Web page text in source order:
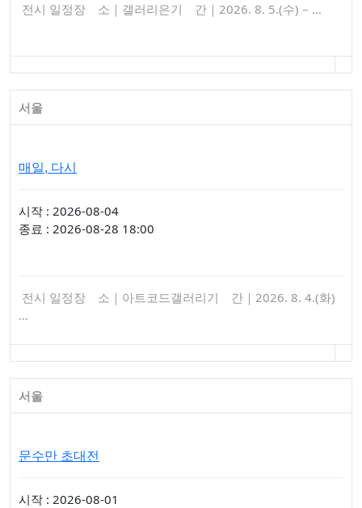
전시 일정장 소｜갤러리은기 간｜2026. 8. 5.(수) – …
서울
매일, 다시
시작 : 2026-08-04
종료 : 2026-08-28 18:00
전시 일정장 소｜아트코드갤러리기 간｜2026. 8. 4.(화)
…
서울
문수만 초대전
시작 : 2026-08-01